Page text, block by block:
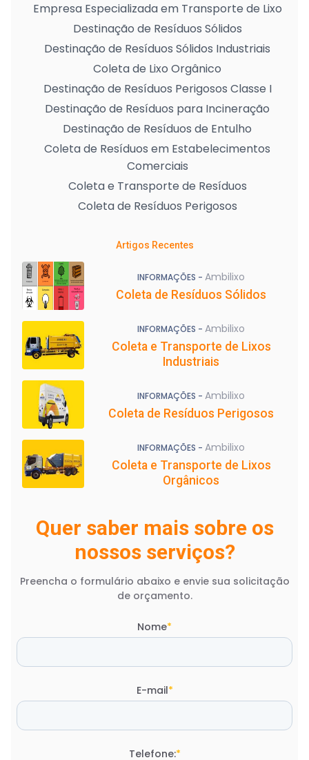
Empresa Especializada em Transporte de Lixo
Destinação de Resíduos Sólidos
Destinação de Resíduos Sólidos Industriais
Coleta de Lixo Orgânico
Destinação de Resíduos Perigosos Classe I
Destinação de Resíduos para Incineração
Destinação de Resíduos de Entulho
Coleta de Resíduos em Estabelecimentos
Comerciais
Coleta e Transporte de Resíduos
Coleta de Resíduos Perigosos
Artigos Recentes
INFORMAÇÕES - Ambilixo
Coleta de Resíduos Sólidos
INFORMAÇÕES - Ambilixo
Coleta e Transporte de Lixos
Industriais
INFORMAÇÕES - Ambilixo
Coleta de Resíduos Perigosos
INFORMAÇÕES - Ambilixo
Coleta e Transporte de Lixos
Orgânicos
Quer saber mais sobre os
nossos serviços?
Preencha o formulário abaixo e envie sua solicitação
de orçamento.
Nome*
E-mail*
Telefone:*